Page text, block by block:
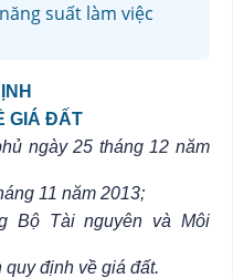
suất làm việc
GIÁ ĐẤT
ngày 25 tháng 12 năm
11 năm 2013;
Bộ Tài nguyên và Môi
định về giá đất.